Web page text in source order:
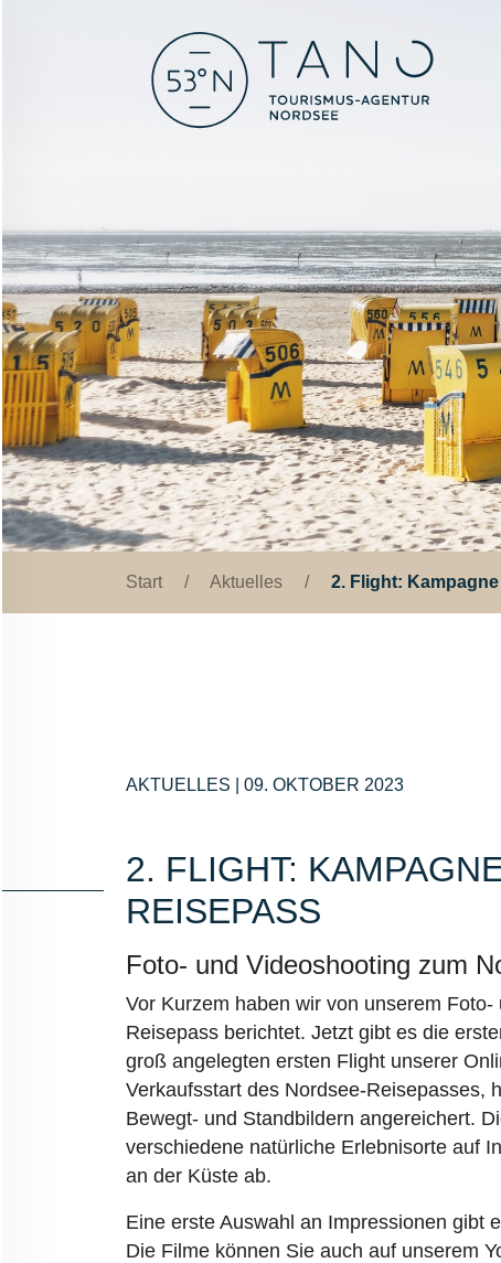
UNTERNEHMEN
VORGEHEN
ANGEBOTE
WISSEN
AKTUELLES
MEDIEN
Start / Aktuelles / 2. Flight:
AKTUELLES | 09. OKTOBER 2023
2. FLIGHT:
REISEPASS
Foto- und Videoshooting zum
Vor Kurzem haben wir von unserem
Reisepass berichtet. Jetzt gibt es die
groß angelegten ersten Flight unserer
Verkaufsstart des Nordsee-Reisepasses,
Bewegt- und Standbildern angereichert.
verschiedene natürliche Erlebnisorte auf
an der Küste ab.
Eine erste Auswahl an Impressionen gibt
Die Filme können Sie auch auf unserem